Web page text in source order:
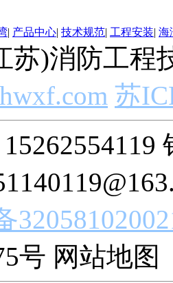
| 产品中心| 技术规范| 工程安装| 海
苏)消防工程
苏
号 网站地图